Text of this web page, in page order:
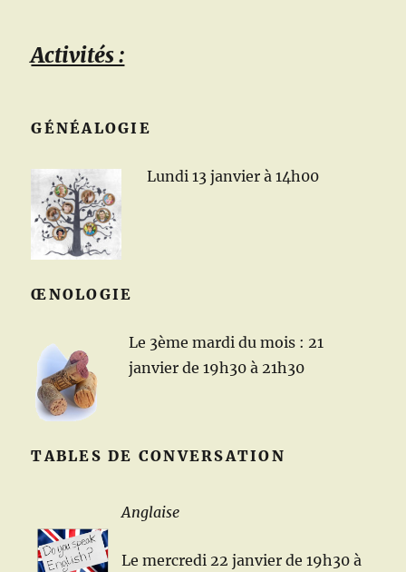
Activités :
GÉNÉALOGIE
Lundi 13 janvier à 14h00
ŒNOLOGIE
Le 3ème mardi du mois : 21
janvier de 19h30 à 21h30
TABLES DE CONVERSATION
Anglaise
Le mercredi 22 janvier de 19h30 à